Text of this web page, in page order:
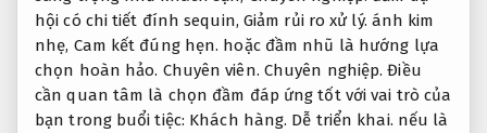
hội có chi tiết đính sequin, Giảm rủi ro xử lý. ánh kim
nhẹ, Cam kết đúng hẹn. hoặc đầm nhũ là hướng lựa
chọn hoàn hảo. Chuyên viên. Chuyên nghiệp. Điều
cần quan tâm là chọn đầm đáp ứng tốt với vai trò của
bạn trong buổi tiệc: Khách hàng. Dễ triển khai. nếu là